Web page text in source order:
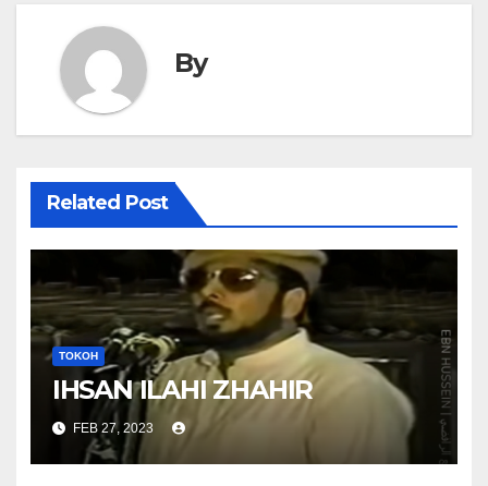
By
Related Post
TOKOH
IHSAN ILAHI ZHAHIR
FEB 27, 2023